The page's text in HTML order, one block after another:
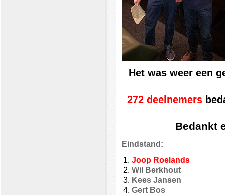
Het was weer een
272 deelnemers
Bedankt
Eindstand:
Joop
Wil
Kees
Gert Bos